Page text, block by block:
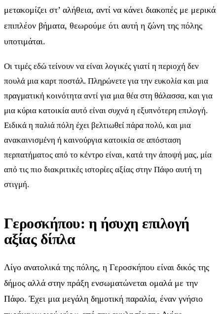
μετακομίζει στ’ αλήθεια, αντί να κάνει διακοπές με μερικά
επιπλέον βήματα, θεωρούμε ότι αυτή η ζώνη της πόλης
υποτιμάται.
Οι τιμές εδώ τείνουν να είναι λογικές γιατί η περιοχή δεν
πουλά μια καρτ ποστάλ. Πληρώνετε για την ευκολία και μια
πραγματική κοινότητα αντί για μια θέα στη θάλασσα, και για
μια κύρια κατοικία αυτό είναι συχνά η εξυπνότερη επιλογή.
Ειδικά η παλιά πόλη έχει βελτιωθεί πάρα πολύ, και μια
ανακαινισμένη ή καινούργια κατοικία σε απόσταση
περπατήματος από το κέντρο είναι, κατά την άποψή μας, μία
από τις πιο διακριτικές ιστορίες αξίας στην Πάφο αυτή τη
στιγμή.
Γεροσκήπου: η ήσυχη επιλογή
αξίας δίπλα
Λίγο ανατολικά της πόλης, η Γεροσκήπου είναι δικός της
δήμος αλλά στην πράξη ενσωματώνεται ομαλά με την
Πάφο. Έχει μια μεγάλη δημοτική παραλία, έναν γνήσιο